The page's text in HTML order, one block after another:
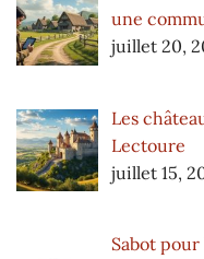
une
juillet 20,
Les
Lectoure
juillet 15,
Sabot